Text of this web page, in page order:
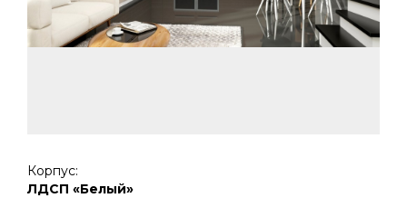
Корпус:
ЛДСП «Белый»